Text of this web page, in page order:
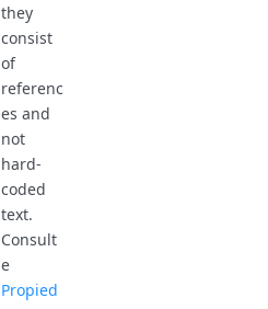
they
consist
of
referenc
es and
not
hard-
coded
text.
Consult
e
Propied